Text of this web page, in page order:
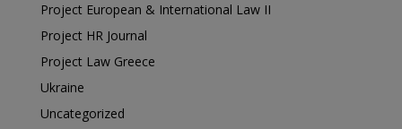
Project European & International Law II
Project HR Journal
Project Law Greece
Ukraine
Uncategorized